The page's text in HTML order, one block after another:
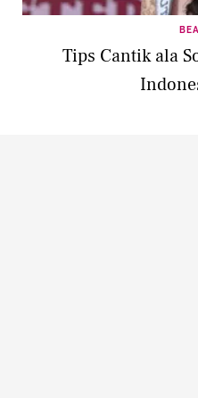
Tips Cantik ala